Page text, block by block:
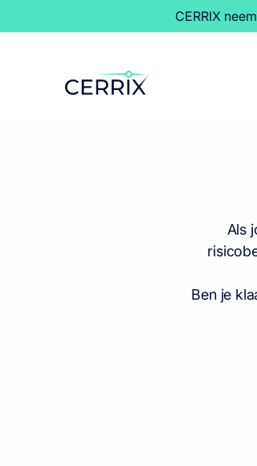
CERRIX
Als
Ben je